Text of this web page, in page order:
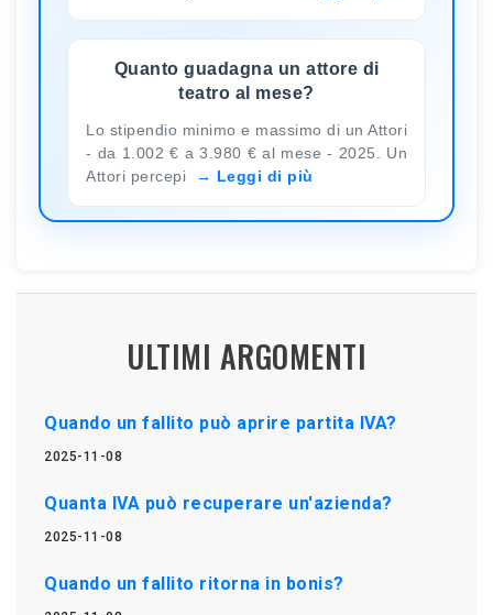
Quanto guadagna un attore di
teatro al mese?
Lo stipendio minimo e massimo di un Attori
- da 1.002 € a 3.980 € al mese - 2025. Un
Attori percepi
Leggi di più
ULTIMI ARGOMENTI
Quando un fallito può aprire partita IVA?
2025-11-08
Quanta IVA può recuperare un'azienda?
2025-11-08
Quando un fallito ritorna in bonis?